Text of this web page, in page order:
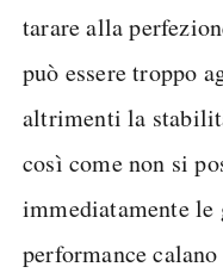
tarare alla
può essere troppo
altrimenti la
così come non si
immediatamente
performance